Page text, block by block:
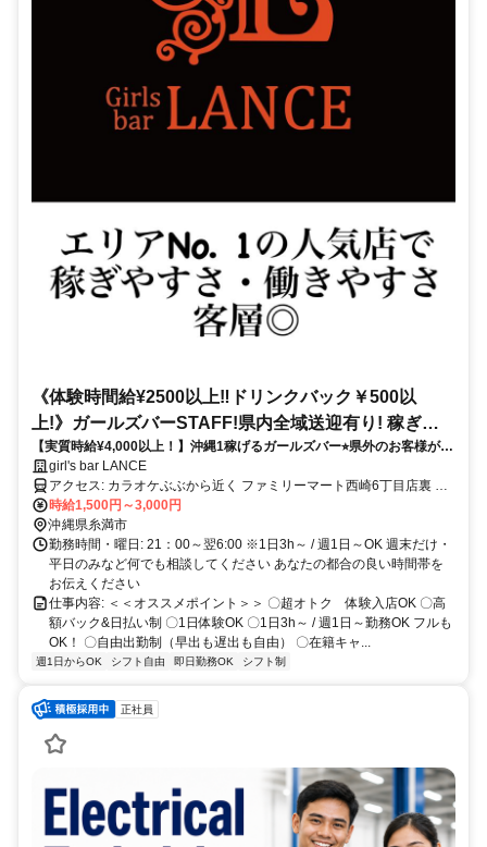
《体験時間給¥2500以上‼︎ドリンクバック￥500以
上!》ガールズバーSTAFF!県内全域送迎有り! 稼ぎや
すさ ・初心者さんも安心サポート南部エリアNO.1グ
ループ/【未経験者さん・移籍歓迎‼】
【実質時給¥4,000以上！】沖縄1稼げるガールズバー⭐︎県外のお客様が多
く来店される為、身バレ防止にもなります⭐︎未経験さん・掛け持ち・学
生・主婦大歓迎！学生さん・シングルマザーも積極サポート中◎
girl's bar LANCE
アクセス: カラオケぶぶから近く ファミリーマート西崎6丁目店裏 ※
車通勤OK ※駐車場完備
時給1,500円～3,000円
沖縄県糸満市
勤務時間・曜日: 21：00～翌6:00 ※1日3h～ / 週1日～OK 週末だけ・
平日のみなど何でも相談してください あなたの都合の良い時間帯を
お伝えください
仕事内容: ＜＜オススメポイント＞＞ 〇超オトク 体験入店OK 〇高
額バック&日払い制 〇1日体験OK 〇1日3h～ / 週1日～勤務OK フルも
OK！ 〇自由出勤制（早出も遅出も自由） 〇在籍キャ...
週1日からOK シフト自由 即日勤務OK シフト制
正社員